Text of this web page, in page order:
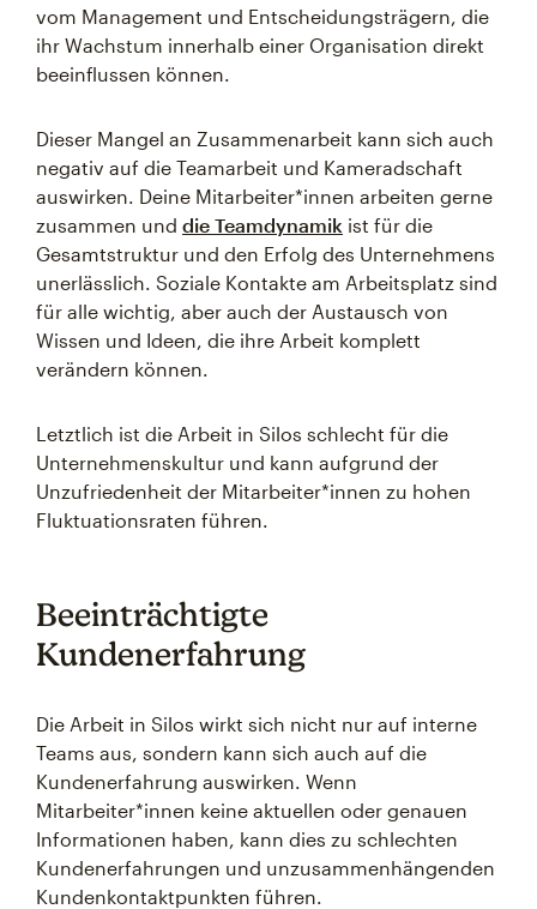
vom Management und Entscheidungsträgern, die
ihr Wachstum innerhalb einer Organisation direkt
beeinflussen können.
Dieser Mangel an Zusammenarbeit kann sich auch
negativ auf die Teamarbeit und Kameradschaft
auswirken. Deine Mitarbeiter*innen arbeiten gerne
zusammen und die Teamdynamik ist für die
Gesamtstruktur und den Erfolg des Unternehmens
unerlässlich. Soziale Kontakte am Arbeitsplatz sind
für alle wichtig, aber auch der Austausch von
Wissen und Ideen, die ihre Arbeit komplett
verändern können.
Letztlich ist die Arbeit in Silos schlecht für die
Unternehmenskultur und kann aufgrund der
Unzufriedenheit der Mitarbeiter*innen zu hohen
Fluktuationsraten führen.
Beeinträchtigte
Kundenerfahrung
Die Arbeit in Silos wirkt sich nicht nur auf interne
Teams aus, sondern kann sich auch auf die
Kundenerfahrung auswirken. Wenn
Mitarbeiter*innen keine aktuellen oder genauen
Informationen haben, kann dies zu schlechten
Kundenerfahrungen und unzusammenhängenden
Kundenkontaktpunkten führen.